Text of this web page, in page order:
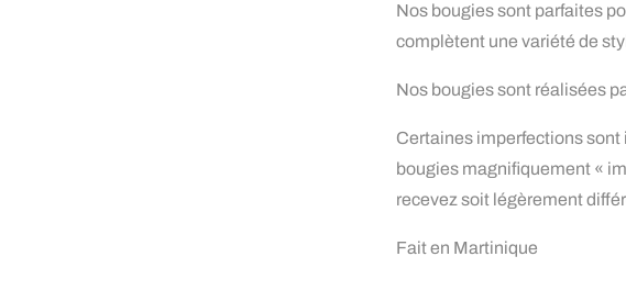
Nos bougies sont parfaites
complètent une variété de
Nos bougies sont réalisées
Certaines imperfections sont
bougies magnifiquement «
recevez soit légèrement
Fait en Martinique